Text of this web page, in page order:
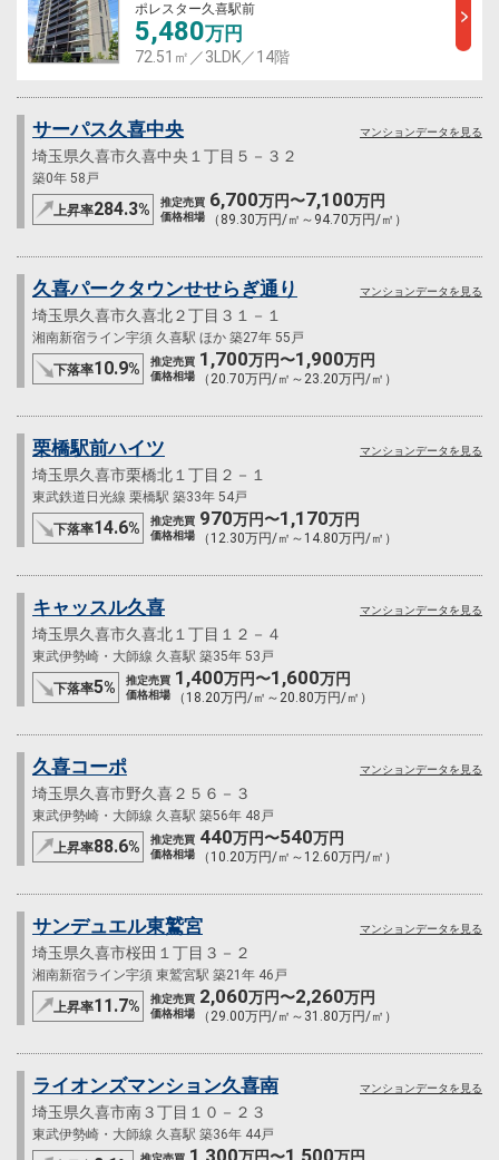
ポレスター久喜駅前
5,480万円
72.51㎡／3LDK／14階
サーパス久喜中央
埼玉県久喜市久喜中央１丁目５－３２
築0年 58戸
上昇率284.3%
推定売買
価格相場
6,700万円〜7,100万円
（89.30万円/㎡～94.70万円/㎡）
マンションデータを見る
久喜パークタウンせせらぎ通り
埼玉県久喜市久喜北２丁目３１－１
湘南新宿ライン宇須 久喜駅 ほか 築27年 55戸
下落率10.9%
推定売買
価格相場
1,700万円〜1,900万円
（20.70万円/㎡～23.20万円/㎡）
マンションデータを見る
栗橋駅前ハイツ
埼玉県久喜市栗橋北１丁目２－１
東武鉄道日光線 栗橋駅 築33年 54戸
下落率14.6%
推定売買
価格相場
970万円〜1,170万円
（12.30万円/㎡～14.80万円/㎡）
マンションデータを見る
キャッスル久喜
埼玉県久喜市久喜北１丁目１２－４
東武伊勢崎・大師線 久喜駅 築35年 53戸
下落率5%
推定売買
価格相場
1,400万円〜1,600万円
（18.20万円/㎡～20.80万円/㎡）
マンションデータを見る
久喜コーポ
埼玉県久喜市野久喜２５６－３
東武伊勢崎・大師線 久喜駅 築56年 48戸
上昇率88.6%
推定売買
価格相場
440万円〜540万円
（10.20万円/㎡～12.60万円/㎡）
マンションデータを見る
サンデュエル東鷲宮
埼玉県久喜市桜田１丁目３－２
湘南新宿ライン宇須 東鷲宮駅 築21年 46戸
上昇率11.7%
推定売買
価格相場
2,060万円〜2,260万円
（29.00万円/㎡～31.80万円/㎡）
マンションデータを見る
ライオンズマンション久喜南
埼玉県久喜市南３丁目１０－２３
東武伊勢崎・大師線 久喜駅 築36年 44戸
マンションデータを見る